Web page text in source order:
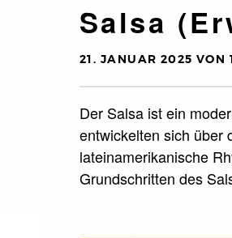
Salsa
21. JANUAR 2025 VON
Der Salsa ist ein
entwickelten sich über
lateinamerikanische
Grundschritten des